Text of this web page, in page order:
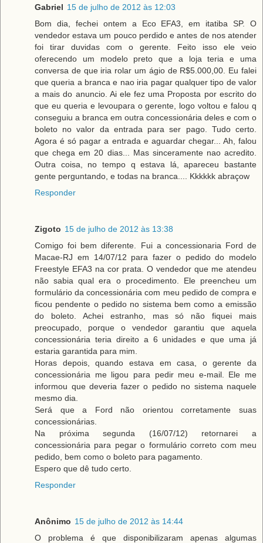
Gabriel 15 de julho de 2012 às 12:03
Bom dia, fechei ontem a Eco EFA3, em itatiba SP. O
vendedor estava um pouco perdido e antes de nos atender
foi tirar duvidas com o gerente. Feito isso ele veio
oferecendo um modelo preto que a loja teria e uma
conversa de que iria rolar um ágio de R$5.000,00. Eu falei
que queria a branca e nao iria pagar qualquer tipo de valor
a mais do anuncio. Ai ele fez uma Proposta por escrito do
que eu queria e levoupara o gerente, logo voltou e falou q
conseguiu a branca em outra concessionária deles e com o
boleto no valor da entrada para ser pago. Tudo certo.
Agora é só pagar a entrada e aguardar chegar... Ah, falou
que chega em 20 dias... Mas sinceramente nao acredito.
Outra coisa, no tempo q estava lá, apareceu bastante
gente perguntando, e todas na branca.... Kkkkkk abraçow
Responder
Zigoto 15 de julho de 2012 às 13:38
Comigo foi bem diferente. Fui a concessionaria Ford de
Macae-RJ em 14/07/12 para fazer o pedido do modelo
Freestyle EFA3 na cor prata. O vendedor que me atendeu
não sabia qual era o procedimento. Ele preencheu um
formulário da concessionária com meu pedido de compra e
ficou pendente o pedido no sistema bem como a emissão
do boleto. Achei estranho, mas só não fiquei mais
preocupado, porque o vendedor garantiu que aquela
concessionária teria direito a 6 unidades e que uma já
estaria garantida para mim.
Horas depois, quando estava em casa, o gerente da
concessionária me ligou para pedir meu e-mail. Ele me
informou que deveria fazer o pedido no sistema naquele
mesmo dia.
Será que a Ford não orientou corretamente suas
concessionárias.
Na próxima segunda (16/07/12) retornarei a
concessionária para pegar o formulário correto com meu
pedido, bem como o boleto para pagamento.
Espero que dê tudo certo.
Responder
Anônimo 15 de julho de 2012 às 14:44
O problema é que disponibilizaram apenas algumas